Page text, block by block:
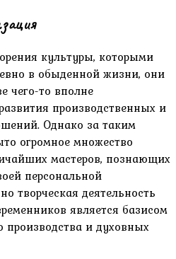
культуры, которыми
в обыденной жизни, они
чего-то вполне
производственных и
Однако за таким
огромное множество
мастеров, познающих
персональной
творческая деятельность
является базисом
производства и духовных